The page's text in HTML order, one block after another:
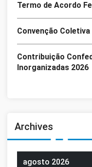
Termo de Acordo
Convenção Coletiva
Contribuição
Inorganizadas 2026
Archives
agosto 2026